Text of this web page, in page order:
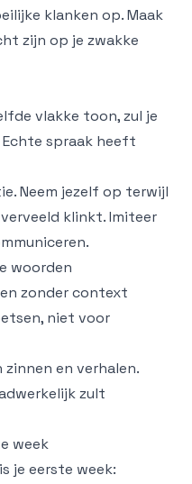
klanken op. Maak
zijn op je zwakke
vlakke toon, zul je
spraak heeft
Neem jezelf op terwijl
klinkt. Imiteer
woorden
zonder context
niet voor
en verhalen.
zult
week
je eerste week: